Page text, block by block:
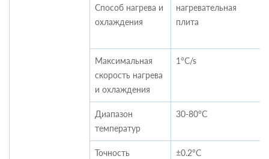
Способ нагрева и
охлаждения
нагревательная
плита
Максимальная
скорость нагрева
и охлаждения
1°C/s
Диапазон
температур
30-80°C
Точность
±0.2°C